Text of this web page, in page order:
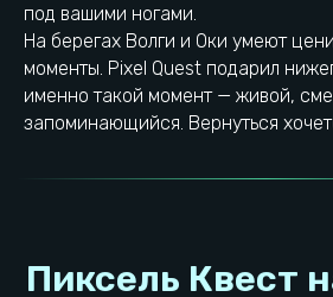
под вашими ногами.
На берегах Волги и Оки умеют
моменты. Pixel Quest подарил
именно такой момент — живой,
запоминающийся. Вернуться
© 2023−2026. Pixel Quest. Все права
Выбрать город